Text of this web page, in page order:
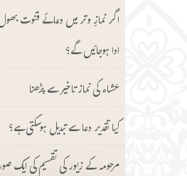
اگر نمازِ وتر میں دعائے قنوت
ادا ہوجائیں گے؟
عشاء کی نماز تاخیر سے پڑھنا
کیا تقدیر دعا سے تبدیل ہوسکتی ہے؟
مرحومہ کے زیور کی تقسیم کی ایک